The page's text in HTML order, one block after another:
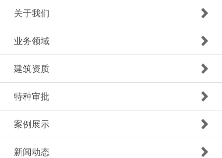
关于我们
业务领域
建筑资质
特种审批
案例展示
新闻动态